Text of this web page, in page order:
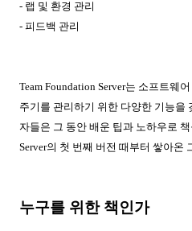
- 랩 및 환경 관리
- 피드백 관리
Team Foundation Server는 소프트웨
주기를 관리하기 위한 다양한 기능을
자들은 그 동안 배운 팁과 노하우로
Server의 첫 번째 버전 때부터 쌓아온
누구를 위한 책인가